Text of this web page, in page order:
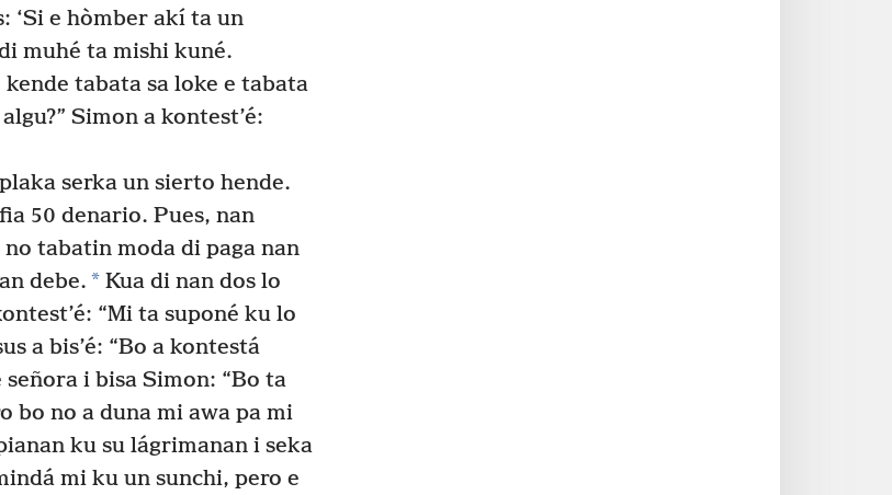
‘Si e hòmber akí ta un
muhé ta mishi kuné.
kende tabata sa loke e tabata
Simon a kontest’é:
serka un sierto hende.
50 denario. Pues, nan
tabatin moda di paga nan
debe. * Kua di nan dos lo
“Mi ta suponé ku lo
a bis’é: “Bo a kontestá
i bisa Simon: “Bo ta
bo no a duna mi awa pa mi
ku su lágrimanan i seka
mi ku un sunchi, pero e